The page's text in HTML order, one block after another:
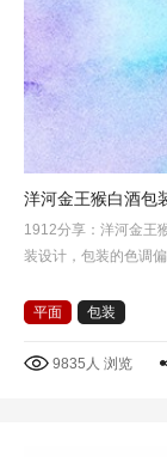
洋河金王猴白酒包
1912分享：洋河金王
装设计，包装的色调
平面 包装
9835人 浏览